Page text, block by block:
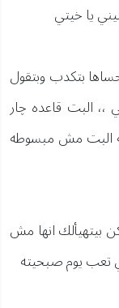
يا خيتي
بتكدب وبتقول
،، البت قاعده چار
البت مش مبسوطه
بيتهيألك انها مش
تعب يوم صبحيته